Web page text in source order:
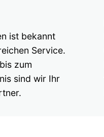
ist bekannt
Service.
zum
sind wir Ihr